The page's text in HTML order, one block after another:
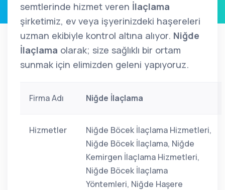
semtlerinde hizmet veren İlaçlama
şirketimiz, ev veya işyerinizdeki haşereleri
uzman ekibiyle kontrol altına alıyor. Niğde
İlaçlama olarak; size sağlıklı bir ortam
sunmak için elimizden geleni yapıyoruz.
Firma Adı Niğde İlaçlama
Hizmetler
Niğde Böcek İlaçlama Hizmetleri,
Niğde Böcek İlaçlama, Niğde
Kemirgen İlaçlama Hizmetleri,
Niğde Böcek İlaçlama
Yöntemleri, Niğde Haşere